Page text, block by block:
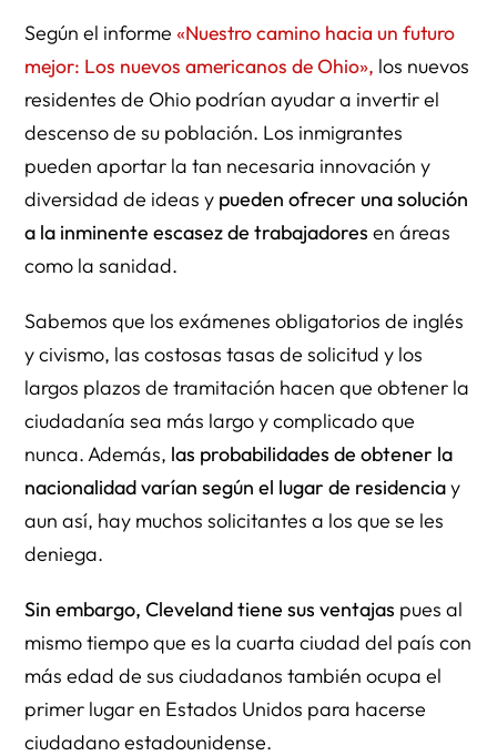
Según el informe«Nuestro camino hacia un futuro
mejor: Los nuevos americanos de Ohio», los nuevos
residentes de Ohio podrían ayudar a invertir el
descenso de su población. Los inmigrantes
pueden aportar la tan necesaria innovación y
diversidad de ideas y pueden ofrecer una solución
a la inminente escasez de trabajadoresen áreas
como la sanidad.
Sabemos que los exámenes obligatorios de inglés
y civismo, las costosas tasas de solicitud y los
largos plazos de tramitación hacen que obtener la
ciudadanía sea más largo y complicado que
nunca. Además, las probabilidades de obtener la
nacionalidad varían según el lugar de residenciay
aun así, hay muchos solicitantes a los que se les
deniega.
Sin embargo, Cleveland tiene sus ventajas pues al
mismo tiempo que es la cuarta ciudad del país con
más edad de sus ciudadanos también ocupa el
primer lugar en Estados Unidos para hacerse
ciudadano estadounidense.